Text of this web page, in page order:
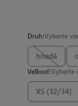
Druh:Vyberte
hnedá
Veľkosť:Vyberte
XS (32/34)